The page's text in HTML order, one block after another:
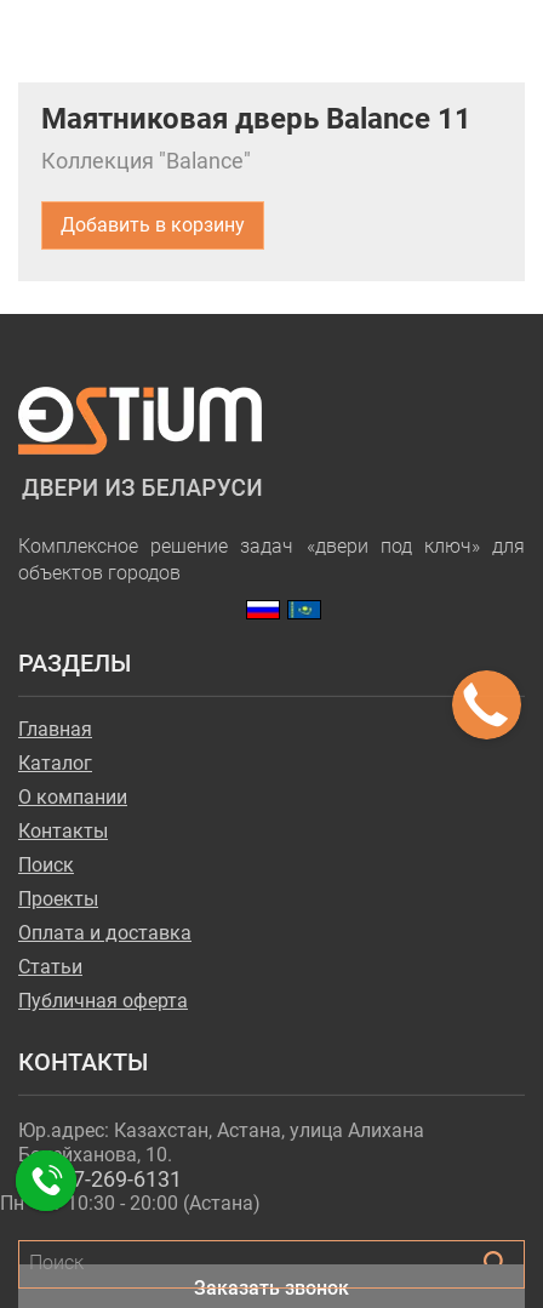
Маятниковая дверь Balance 11
Коллекция "Balance"
Добавить в корзину
Комплексное решение задач «двери под ключ» для
объектов городов
РАЗДЕЛЫ
Главная
Каталог
О компании
Контакты
Поиск
Проекты
Оплата и доставка
Статьи
Публичная оферта
КОНТАКТЫ
Юр.адрес: Казахстан, Астана, улица Алихана
Бокейханова, 10.
+7-717-269-6131
Пн - Пт 10:30 - 20:00 (Астана)
Заказать звонок